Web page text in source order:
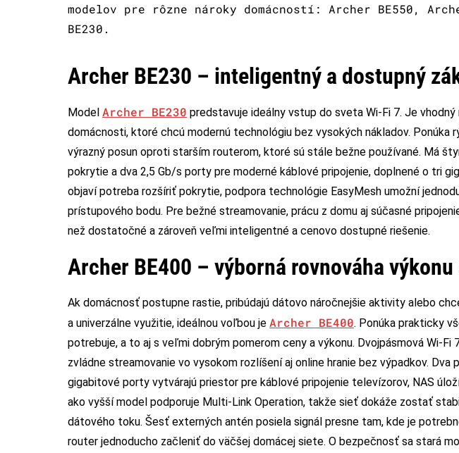
modelov pre rôzne nároky domácností: Archer BE550,
BE230.
Archer BE230 – inteligentný a dostupný
Model Archer BE230 predstavuje ideálny vstup do sveta Wi-Fi 7. Je
domácnosti, ktoré chcú modernú technológiu bez vysokých nákladov. Ponúka
výrazný posun oproti starším routerom, ktoré sú stále bežne používané. Má
pokrytie a dva 2,5 Gb/s porty pre moderné káblové pripojenie, doplnené o tri
objaví potreba rozšíriť pokrytie, podpora technológie EasyMesh umožní
prístupového bodu. Pre bežné streamovanie, prácu z domu aj súčasné
než dostatočné a zároveň veľmi inteligentné a cenovo dostupné riešenie.
Archer BE400 – výborná rovnováha výkonu
Ak domácnosť postupne rastie, pribúdajú dátovo náročnejšie aktivity alebo
a univerzálne využitie, ideálnou voľbou je Archer BE400. Ponúka prakticky
potrebuje, a to aj s veľmi dobrým pomerom ceny a výkonu. Dvojpásmová Wi-Fi
zvládne streamovanie vo vysokom rozlíšení aj online hranie bez výpadkov.
gigabitové porty vytvárajú priestor pre káblové pripojenie televízorov, NAS
ako vyšší model podporuje Multi-Link Operation, takže sieť dokáže zostať
dátového toku. Šesť externých antén posiela signál presne tam, kde je
router jednoducho začleniť do väčšej domácej siete. O bezpečnosť sa stará